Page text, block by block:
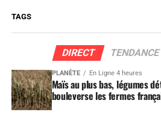
TAGS
DIRECT TENDANCE
PLANÈTE En Ligne 4 heures
Maïs au plus bas, légumes
bouleverse les fermes